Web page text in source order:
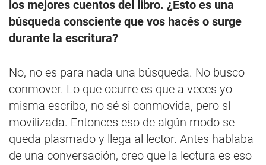
los mejores cuentos del libro. ¿Esto es una
búsqueda consciente que vos hacés o surge
durante la escritura?
No, no es para nada una búsqueda. No busco
conmover. Lo que ocurre es que a veces yo
misma escribo, no sé si conmovida, pero sí
movilizada. Entonces eso de algún modo se
queda plasmado y llega al lector. Antes hablaba
de una conversación, creo que la lectura es eso